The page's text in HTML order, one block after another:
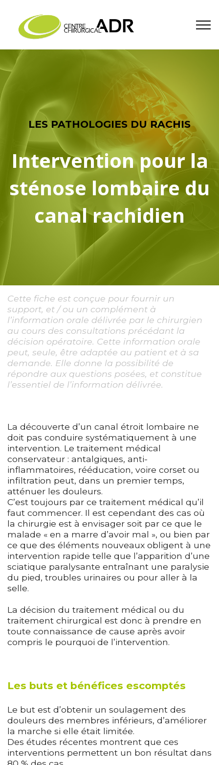
LES PATHOLOGIES DU RACHIS
Intervention pour la
sténose lombaire du
canal rachidien
Cette fiche est conçue pour fournir un
support, et / ou un complément à
l’information orale délivrée par le chirurgien
au cours des consultations précédant la
décision opératoire. Cette information orale
peut, seule, être adaptée au patient et à sa
demande. Elle donne la possibilité de
répondre aux questions posées, et constitue
l’essentiel de l’information délivrée.
La découverte d’un canal étroit lombaire ne
doit pas conduire systématiquement à une
intervention. Le traitement médical
conservateur : antalgiques, anti-
inflammatoires, rééducation, voire corset ou
infiltration peut, dans un premier temps,
atténuer les douleurs.
C’est toujours par ce traitement médical qu’il
faut commencer. Il est cependant des cas où
la chirurgie est à envisager soit par ce que le
malade « en a marre d’avoir mal », ou bien par
ce que des éléments nouveaux obligent à une
intervention rapide telle que l’apparition d’une
sciatique paralysante entraînant une paralysie
du pied, troubles urinaires ou pour aller à la
selle.
La décision du traitement médical ou du
traitement chirurgical est donc à prendre en
toute connaissance de cause après avoir
compris le pourquoi de l’intervention.
Les buts et bénéfices escomptés
Le but est d’obtenir un soulagement des
douleurs des membres inférieurs, d’améliorer
la marche si elle était limitée.
Des études récentes montrent que ces
interventions permettent un bon résultat dans